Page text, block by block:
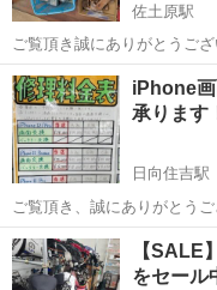
佐土原駅
ご覧頂き誠にありがとうご
ました！ 是非ともご来店ください。 リサイクルショ
原店 佐土原マクドナルド向
宮崎 宮崎市 佐土原
iPhone
承ります
日向住吉駅
ご覧頂き、誠にありがとう
す。 当店では、iPhoneの画面交換・バッテリー交換のご依頼を承って
おります。 iPhone7～iPhone12までご依頼できますので、是非ともお
気軽...
宮崎 宮崎市 日向住
バッテリー
【SALE
をセール